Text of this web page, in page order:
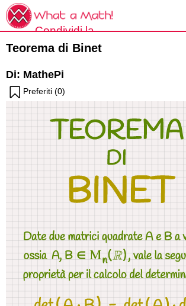
Skip
to
the
content
What
What a
Math!
Condividi la
matematica
modo tuo.
Teorema di Binet
Di: MathePi
Preferiti (0)